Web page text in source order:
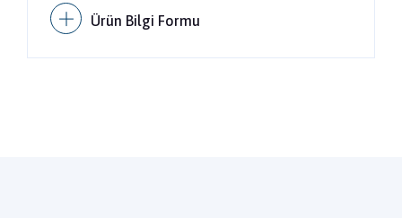
Ürün Bilgi Formu